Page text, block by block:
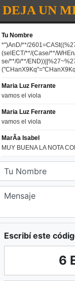
DEJA UN
Escribí este